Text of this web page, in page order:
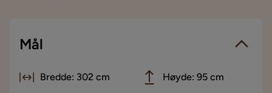
Mål
Bredde: 302 cm Høyde: 95 cm